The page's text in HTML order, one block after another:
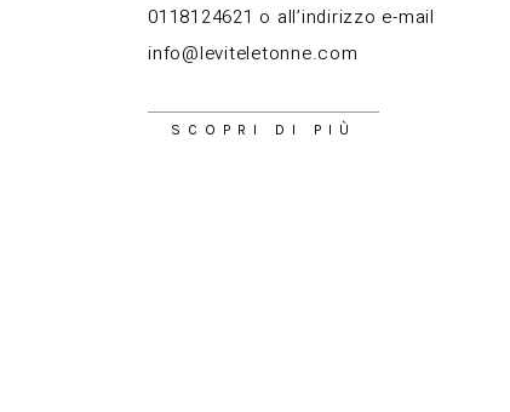
0118124621 o all’indirizzo e-mail
info@leviteletonne.com
SCOPRI DI PIÙ